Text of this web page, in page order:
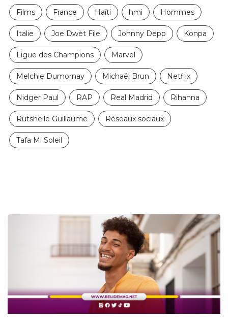
Films France Haïti hmi Hommes
Italie Joe Dwèt File Johnny Depp Konpa
Ligue des Champions Marvel
Melchie Dumornay Michaël Brun Netflix
Nidger Paul RAP Real Madrid Rihanna
Rutshelle Guillaume Réseaux sociaux
Tafa Mi Soleil